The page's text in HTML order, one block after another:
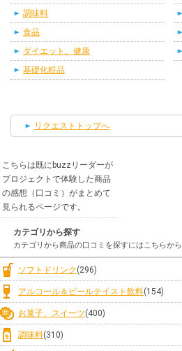
調味料
食品
ダイエット、健康
基礎化粧品
リクエストトップへ
こちらは既にbuzzリーダーが
プロジェクトで体験した商品
の感想（口コミ）がまとめて
見られるページです。
カテゴリから探す
カテゴリから商品の口コミを探すにはこちらから
ソフトドリンク (296)
アルコール＆ビールテイスト飲料(154)
お菓子、スイーツ(400)
調味料(310)